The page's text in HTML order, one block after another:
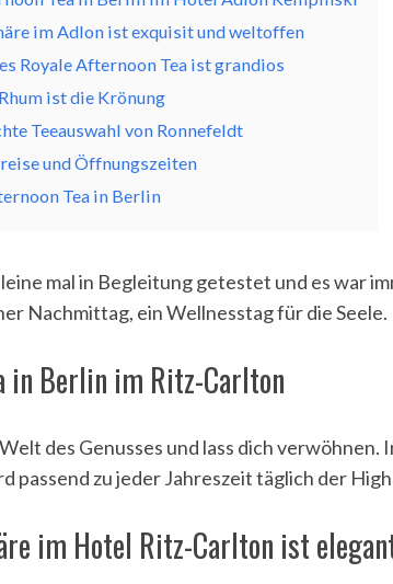
im Adlon ist exquisit und weltoffen
Royale Afternoon Tea ist grandios
ist die Krönung
Teeauswahl von Ronnefeldt
und Öffnungszeiten
Tea in Berlin
mal in Begleitung getestet und es war
Nachmittag, ein Wellnesstag für die Seele.
in Berlin im Ritz-Carlton
des Genusses und lass dich verwöhnen.
passend zu jeder Jahreszeit täglich der
im Hotel Ritz-Carlton ist